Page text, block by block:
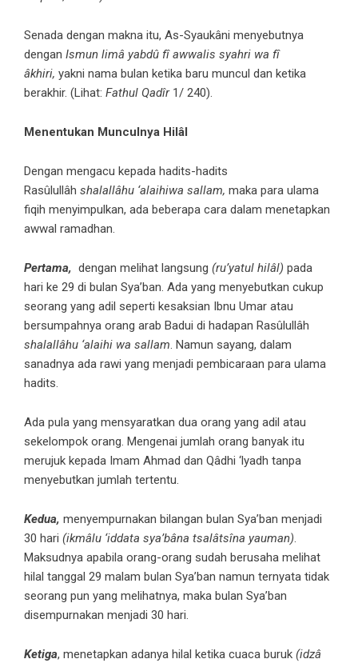
Senada dengan makna itu, As-Syaukâni menyebutnya
dengan Ismun limâ yabdû fî awwalis syahri wa fî
âkhiri, yakni nama bulan ketika baru muncul dan ketika
berakhir. (Lihat: Fathul Qadîr1/ 240).
Menentukan Munculnya Hilâl
Dengan mengacu kepada hadits-hadits
Rasûlullâh shalallâhu ‘alaihiwa sallam, maka para ulama
fiqih menyimpulkan, ada beberapa cara dalam menetapkan
awwal ramadhan.
Pertama, dengan melihat langsung (ru’yatul hilâl) pada
hari ke 29 di bulan Sya’ban. Ada yang menyebutkan cukup
seorang yang adil seperti kesaksian Ibnu Umar atau
bersumpahnya orang arab Badui di hadapan Rasûlullâh
shalallâhu ‘alaihi wa sallam. Namun sayang, dalam
sanadnya ada rawi yang menjadi pembicaraan para ulama
hadits.
Ada pula yang mensyaratkan dua orang yang adil atau
sekelompok orang. Mengenai jumlah orang banyak itu
merujuk kepada Imam Ahmad dan Qâdhi ‘lyadh tanpa
menyebutkan jumlah tertentu.
Kedua, menyempurnakan bilangan bulan Sya’ban menjadi
30 hari (ikmâlu ‘iddata sya’bâna tsalâtsîna yauman).
Maksudnya apabila orang-orang sudah berusaha melihat
hilal tanggal 29 malam bulan Sya’ban namun ternyata tidak
seorang pun yang melihatnya, maka bulan Sya’ban
disempurnakan menjadi 30 hari.
Ketiga, menetapkan adanya hilal ketika cuaca buruk (idzâ